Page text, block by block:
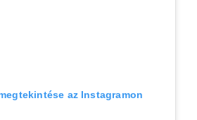
az Instagramon